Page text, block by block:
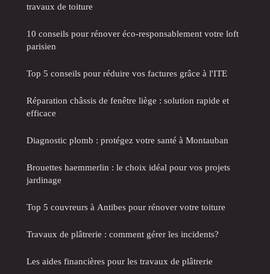
travaux de toiture
10 conseils pour rénover éco-responsablement votre loft
parisien
Top 5 conseils pour réduire vos factures grâce à l'ITE
Réparation châssis de fenêtre liège : solution rapide et
efficace
Diagnostic plomb : protégez votre santé à Montauban
Brouettes haemmerlin : le choix idéal pour vos projets
jardinage
Top 5 couvreurs à Antibes pour rénover votre toiture
Travaux de plâtrerie : comment gérer les incidents?
Les aides financières pour les travaux de plâtrerie